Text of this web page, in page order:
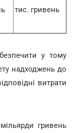
тис. гривень
у тому
надходжень до
витрати
гривень